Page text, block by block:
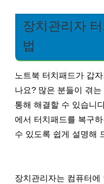
장치관리자
법
노트북 터치패드가 갑
나요? 많은 분들이 겪는
통해 해결할 수 있습니
에서 터치패드를 복구
수 있도록 쉽게 설명해
장치관리자는 컴퓨터